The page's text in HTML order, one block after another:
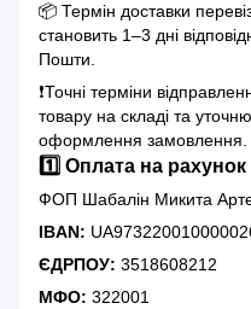
📦 Термін доставки
становить 1–3 дні
Пошти.
❗️Точні терміни
товару на складі та
оформлення замовлення.
1️⃣ Оплата на
ФОП Шабалін Микита
IBAN:
ЄДРПОУ: 3518608212
МФО: 322001